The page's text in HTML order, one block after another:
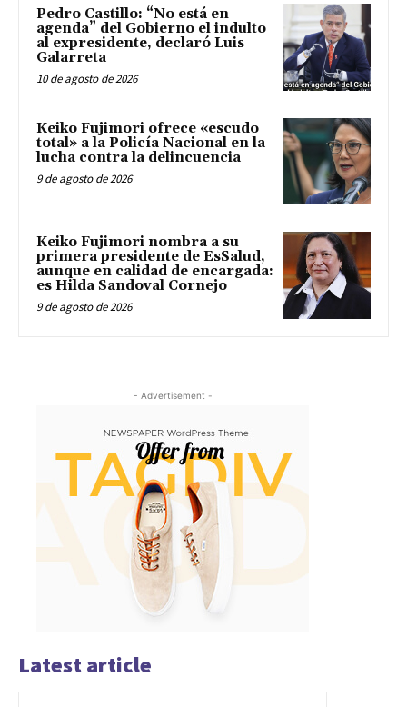
Pedro Castillo: “No está en
agenda” del Gobierno el indulto
al expresidente, declaró Luis
Galarreta
10 de agosto de 2026
Keiko Fujimori ofrece «escudo
total» a la Policía Nacional en la
lucha contra la delincuencia
9 de agosto de 2026
Keiko Fujimori nombra a su
primera presidente de EsSalud,
aunque en calidad de encargada:
es Hilda Sandoval Cornejo
9 de agosto de 2026
- Advertisement -
Latest article